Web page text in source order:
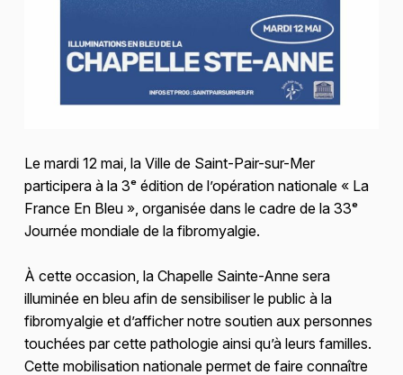
Le mardi 12 mai, la Ville de Saint-Pair-sur-Mer
participera à la 3ᵉ édition de l’opération nationale « La
France En Bleu », organisée dans le cadre de la 33ᵉ
Journée mondiale de la fibromyalgie.
À cette occasion, la Chapelle Sainte-Anne sera
illuminée en bleu afin de sensibiliser le public à la
fibromyalgie et d’afficher notre soutien aux personnes
touchées par cette pathologie ainsi qu’à leurs familles.
Cette mobilisation nationale permet de faire connaître